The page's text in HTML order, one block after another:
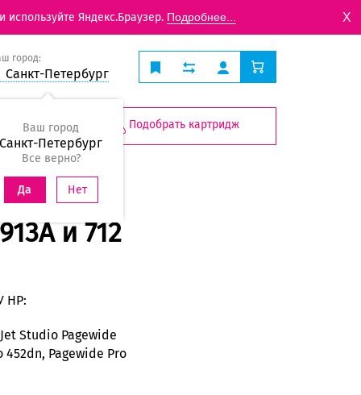
Яндекс.Браузер. Подробнее... X
город:
Санкт-Петербург
Ваш город
Санкт-Петербург
Все верно?
Да Нет
Подобрать картридж
и 712
HP:
Studio Pagewide
452dn, Pagewide Pro